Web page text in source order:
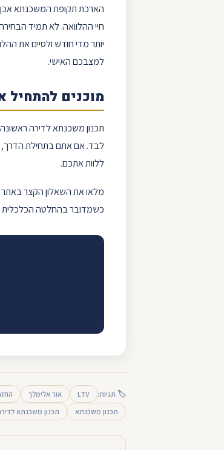
הארכת תקופת המשכנתא
חיי ההלוואה. לא תמיד
יותר מדי חודש ולסיים את
למצבכם האישי.
מוכנים
תכנון משכנתא לדירה
לבד. אם אתם בתחילת הדרך,
ללוות אתכם.
מלאו את השאלוןהקצר באתר
כשמדובר בהחלטה הכלכלית
🏷 תגיות: LTV אור אלימלך
תכנון משכנתא
תכנון משכנתא